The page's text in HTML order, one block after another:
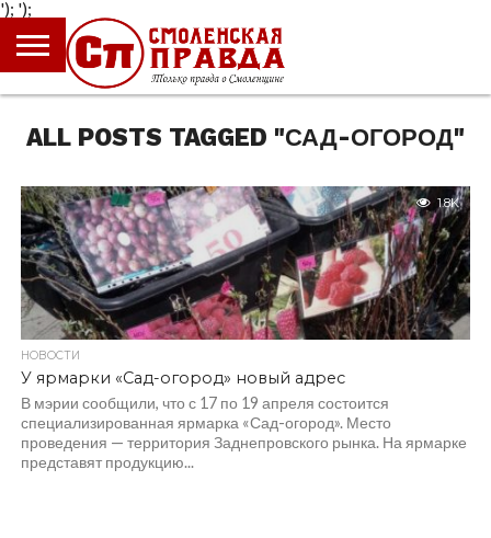
');
ГЛАВНАЯ
НОВОСТИ
ПРОИСШЕСТВИЯ
ПОЛИТИКА
КУЛЬТУРА
ЭКОНОМИКА
ОБЩЕСТВО
БЛОГИ
ALL POSTS TAGGED "САД-ОГОРОД"
1.8K
НОВОСТИ
У ярмарки «Сад-огород» новый адрес
В мэрии сообщили, что с 17 по 19 апреля состоится
специализированная ярмарка «Сад-огород». Место
проведения — территория Заднепровского рынка. На ярмарке
представят продукцию...
');